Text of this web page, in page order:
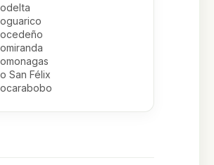
San Félix